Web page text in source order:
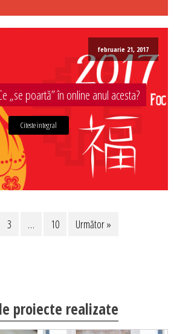
februarie 21, 2017
„se poartă” în online anul acesta?
Citeste integral
3 … 10 Următor »
proiecte realizate